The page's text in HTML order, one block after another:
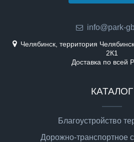
info@park-
Челябинск, территория
2К1
Доставка по всей
КАТАЛОГ
Благоустройство
Дорожно-транспортное